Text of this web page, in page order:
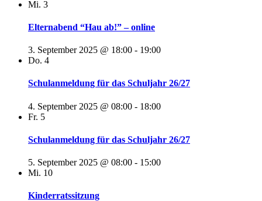
Mi. 3
Elternabend “Hau ab!” – online
3. September 2025 @ 18:00 - 19:00
Do. 4
Schulanmeldung für das Schuljahr 26/27
4. September 2025 @ 08:00 - 18:00
Fr. 5
Schulanmeldung für das Schuljahr 26/27
5. September 2025 @ 08:00 - 15:00
Mi. 10
Kinderratssitzung